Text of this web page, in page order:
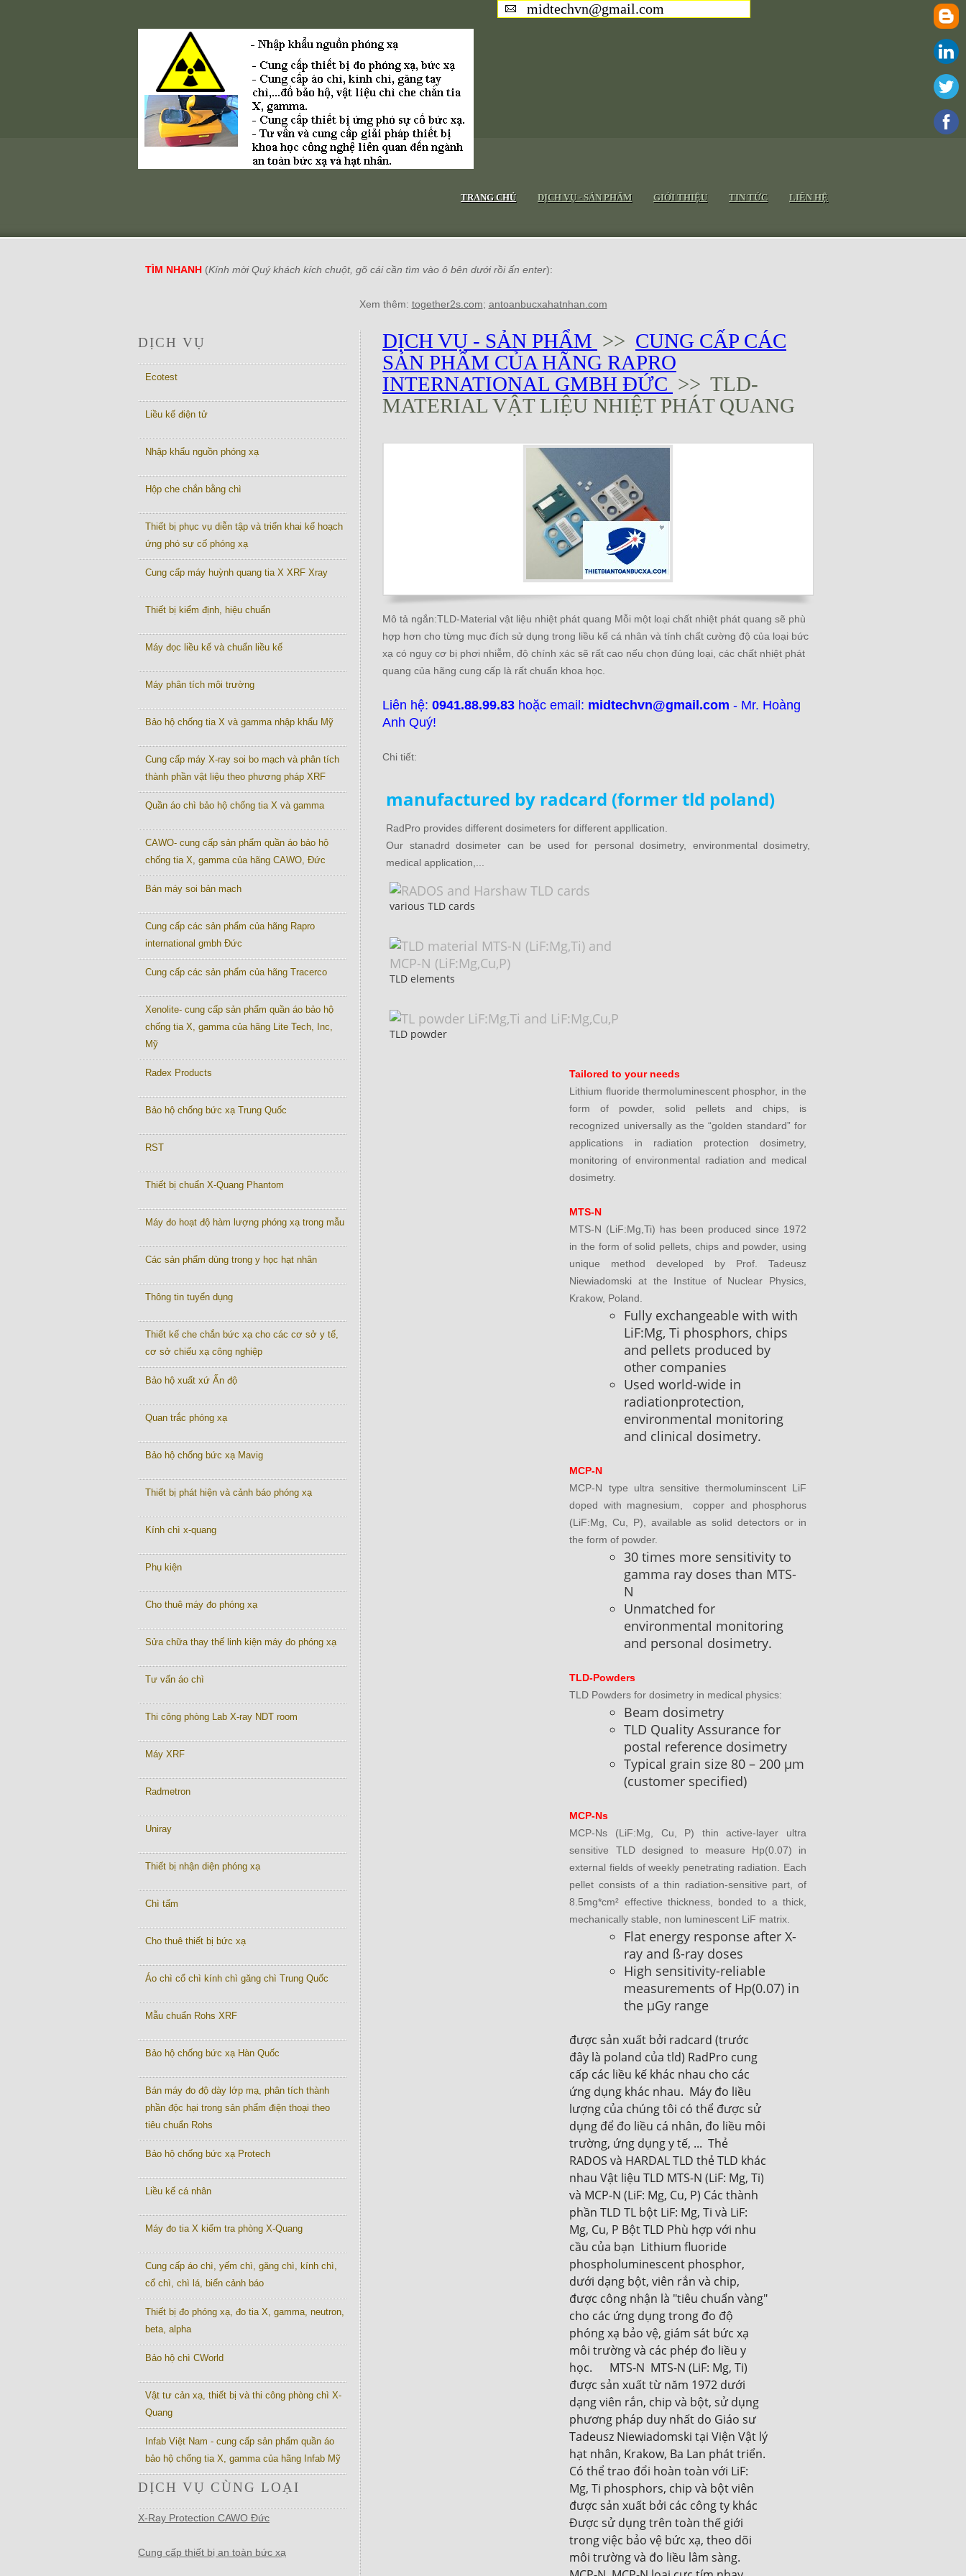
midtechvn@gmail.com
TRANG CHỦ DỊCH VỤ - SẢN PHẨM GIỚI THIỆU TIN TỨC LIÊN HỆ
TÌM NHANH (Kính mời Quý khách kích chuột, gõ cái cần tìm vào ô bên dưới rồi ấn enter):
Xem thêm: together2s.com; antoanbucxahatnhan.com
DỊCH VỤ
Ecotest
Liều kế điện tử
Nhập khẩu nguồn phóng xạ
Hộp che chắn bằng chì
Thiết bị phục vụ diễn tập và triển khai kế hoạch
ứng phó sự cố phóng xạ
Cung cấp máy huỳnh quang tia X XRF Xray
Thiết bị kiểm định, hiệu chuẩn
Máy đọc liều kế và chuẩn liều kế
Máy phân tích môi trường
Bảo hộ chống tia X và gamma nhập khẩu Mỹ
Cung cấp máy X-ray soi bo mạch và phân tích
thành phần vật liệu theo phương pháp XRF
Quần áo chì bảo hộ chống tia X và gamma
CAWO- cung cấp sản phẩm quần áo bảo hộ
chống tia X, gamma của hãng CAWO, Đức
Bán máy soi bản mạch
Cung cấp các sản phẩm của hãng Rapro
international gmbh Đức
Cung cấp các sản phẩm của hãng Tracerco
Xenolite- cung cấp sản phẩm quần áo bảo hộ
chống tia X, gamma của hãng Lite Tech, Inc,
Mỹ
Radex Products
Bảo hộ chống bức xạ Trung Quốc
RST
Thiết bị chuẩn X-Quang Phantom
Máy đo hoạt độ hàm lượng phóng xạ trong mẫu
Các sản phẩm dùng trong y học hạt nhân
Thông tin tuyển dụng
Thiết kế che chắn bức xạ cho các cơ sở y tế,
cơ sở chiếu xạ công nghiệp
Bảo hộ xuất xứ Ấn độ
Quan trắc phóng xạ
Bảo hộ chống bức xạ Mavig
Thiết bị phát hiện và cảnh báo phóng xạ
Kính chì x-quang
Phụ kiện
Cho thuê máy đo phóng xạ
Sửa chữa thay thế linh kiện máy đo phóng xạ
Tư vấn áo chì
Thi công phòng Lab X-ray NDT room
Máy XRF
Radmetron
Uniray
Thiết bị nhận diện phóng xạ
Chì tấm
Cho thuê thiết bị bức xạ
Áo chì cổ chì kính chì găng chì Trung Quốc
Mẫu chuẩn Rohs XRF
Bảo hộ chống bức xạ Hàn Quốc
Bán máy đo độ dày lớp mạ, phân tích thành
phần độc hại trong sản phẩm điện thoại theo
tiêu chuẩn Rohs
Bảo hộ chống bức xạ Protech
Liều kế cá nhân
Máy đo tia X kiểm tra phòng X-Quang
Cung cấp áo chì, yếm chì, găng chì, kính chì,
cổ chì, chì lá, biển cảnh báo
Thiết bị đo phóng xạ, đo tia X, gamma, neutron,
beta, alpha
Bảo hộ chì CWorld
Vật tư cản xạ, thiết bị và thi công phòng chì X-
Quang
Infab Việt Nam - cung cấp sản phẩm quần áo
bảo hộ chống tia X, gamma của hãng Infab Mỹ
DỊCH VỤ CÙNG LOẠI
X-Ray Protection CAWO Đức
Cung cấp thiết bị an toàn bức xạ
DỊCH VỤ - SẢN PHẨM >> CUNG CẤP CÁC
SẢN PHẨM CỦA HÃNG RAPRO
INTERNATIONAL GMBH ĐỨC >> TLD-
MATERIAL VẬT LIỆU NHIỆT PHÁT QUANG
Mô tả ngắn:TLD-Material vật liệu nhiệt phát quang Mỗi một loại chất nhiệt phát quang sẽ phù
hợp hơn cho từng mục đích sử dụng trong liều kế cá nhân và tính chất cường độ của loại bức
xạ có nguy cơ bị phơi nhiễm, độ chính xác sẽ rất cao nếu chọn đúng loại, các chất nhiệt phát
quang của hãng cung cấp là rất chuẩn khoa học.
Liên hệ: 0941.88.99.83 hoặc email: midtechvn@gmail.com - Mr. Hoàng
Anh Quý!
Chi tiết:
manufactured by radcard (former tld poland)
RadPro provides different dosimeters for different appllication.
Our stanadrd dosimeter can be used for personal dosimetry, environmental dosimetry,
medical application,...
various TLD cards
TLD elements
TLD powder
Tailored to your needs
Lithium fluoride thermoluminescent phosphor, in the
form of powder, solid pellets and chips, is
recognized universally as the “golden standard” for
applications in radiation protection dosimetry,
monitoring of environmental radiation and medical
dosimetry.
MTS-N
MTS-N (LiF:Mg,Ti) has been produced since 1972
in the form of solid pellets, chips and powder, using
unique method developed by Prof. Tadeusz
Niewiadomski at the Institue of Nuclear Physics,
Krakow, Poland.
Fully exchangeable with with
LiF:Mg, Ti phosphors, chips
and pellets produced by
other companies
Used world-wide in
radiationprotection,
environmental monitoring
and clinical dosimetry.
MCP-N
MCP-N type ultra sensitive thermoluminscent LiF
doped with magnesium, copper and phosphorus
(LiF:Mg, Cu, P), available as solid detectors or in
the form of powder.
30 times more sensitivity to
gamma ray doses than MTS-
N
Unmatched for
environmental monitoring
and personal dosimetry.
TLD-Powders
TLD Powders for dosimetry in medical physics:
Beam dosimetry
TLD Quality Assurance for
postal reference dosimetry
Typical grain size 80 – 200 μm
(customer specified)
MCP-Ns
MCP-Ns (LiF:Mg, Cu, P) thin active-layer ultra
sensitive TLD designed to measure Hp(0.07) in
external fields of weekly penetrating radiation. Each
pellet consists of a thin radiation-sensitive part, of
8.5mg*cm² effective thickness, bonded to a thick,
mechanically stable, non luminescent LiF matrix.
Flat energy response after X-
ray and ß-ray doses
High sensitivity-reliable
measurements of Hp(0.07) in
the μGy range
được sản xuất bởi radcard (trước
đây là poland của tld) RadPro cung
cấp các liều kế khác nhau cho các
ứng dụng khác nhau.  Máy đo liều
lượng của chúng tôi có thể được sử
dụng để đo liều cá nhân, đo liều môi
trường, ứng dụng y tế, ...  Thẻ
RADOS và HARDAL TLD thẻ TLD khác
nhau Vật liệu TLD MTS-N (LiF: Mg, Ti)
và MCP-N (LiF: Mg, Cu, P) Các thành
phần TLD TL bột LiF: Mg, Ti và LiF:
Mg, Cu, P Bột TLD Phù hợp với nhu
cầu của bạn  Lithium fluoride
phospholuminescent phosphor,
dưới dạng bột, viên rắn và chip,
được công nhận là "tiêu chuẩn vàng"
cho các ứng dụng trong đo độ
phóng xạ bảo vệ, giám sát bức xạ
môi trường và các phép đo liều y
học.      MTS-N  MTS-N (LiF: Mg, Ti)
được sản xuất từ ​​năm 1972 dưới
dạng viên rắn, chip và bột, sử dụng
phương pháp duy nhất do Giáo sư
Tadeusz Niewiadomski tại Viện Vật lý
hạt nhân, Krakow, Ba Lan phát triển.
Có thể trao đổi hoàn toàn với LiF:
Mg, Ti phosphors, chip và bột viên
được sản xuất bởi các công ty khác
Được sử dụng trên toàn thế giới
trong việc bảo vệ bức xạ, theo dõi
môi trường và đo liều lâm sàng.